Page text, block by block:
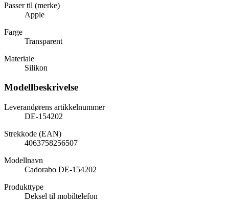
Passer til (merke)
Apple
Farge
Transparent
Materiale
Silikon
Modellbeskrivelse
Leverandørens artikkelnummer
DE-154202
Strekkode (EAN)
4063758256507
Modellnavn
Cadorabo DE-154202
Produkttype
Deksel til mobiltelefon